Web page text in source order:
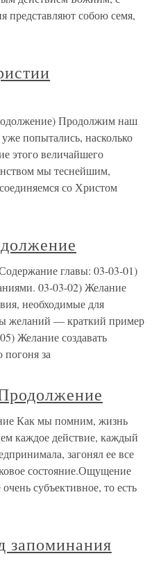
представляют собою семя,
Продолжим наш
попытались, насколько
этого величайшего
мы теснейшим,
со Христом
главы: 03-03-01)
03-03-02) Желание
необходимые для
желаний — краткий пример
Желание создавать
за
Как мы помним, жизнь
каждое действие, каждый
загонял ее все
состояние.Ощущение
субъективное, то есть
запоминания